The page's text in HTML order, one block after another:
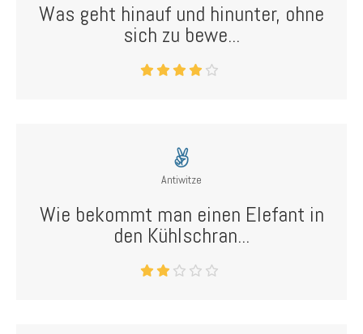
Was geht hinauf und hinunter, ohne
sich zu bewe...
Antiwitze
Wie bekommt man einen Elefant in
den Kühlschran...